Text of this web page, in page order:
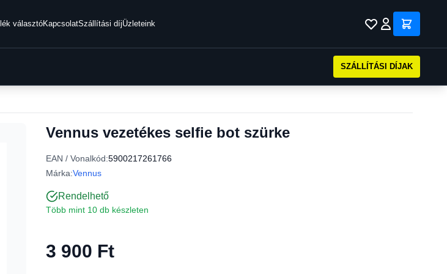
választóKapcsolatSzállítási díjÜzleteink
SZÁLLÍTÁSI DÍJAK
Vennus vezetékes selfie bot szürke
EAN / Vonalkód:5900217261766
Márka:Vennus
Rendelhető
Több mint 10 db készleten
3 900 Ft